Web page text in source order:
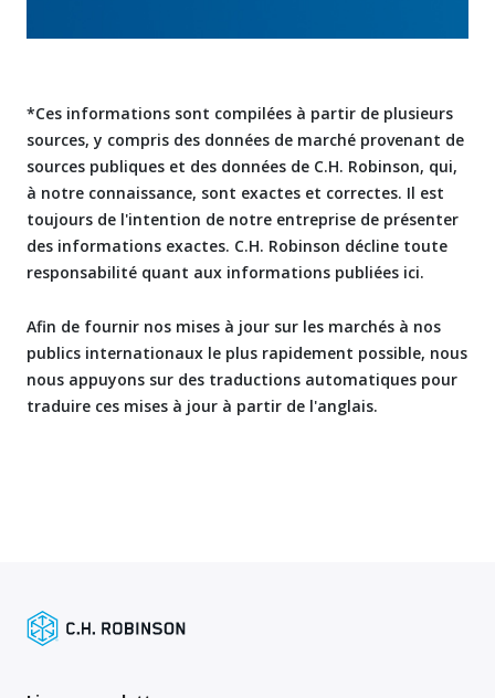
*Ces informations sont compilées à partir de plusieurs
sources, y compris des données de marché provenant de
sources publiques et des données de C.H. Robinson, qui,
à notre connaissance, sont exactes et correctes. Il est
toujours de l'intention de notre entreprise de présenter
des informations exactes. C.H. Robinson décline toute
responsabilité quant aux informations publiées ici.
Afin de fournir nos mises à jour sur les marchés à nos
publics internationaux le plus rapidement possible, nous
nous appuyons sur des traductions automatiques pour
traduire ces mises à jour à partir de l'anglais.